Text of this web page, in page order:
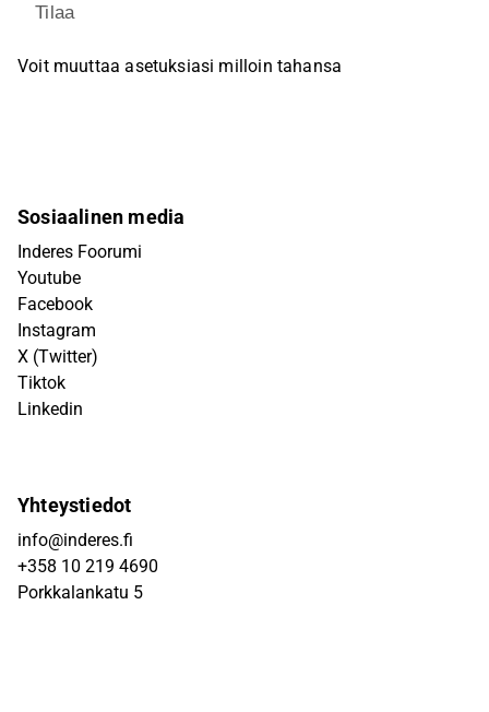
Tilaa
Voit muuttaa asetuksiasi milloin tahansa
Sosiaalinen media
Inderes Foorumi
Youtube
Facebook
Instagram
X (Twitter)
Tiktok
Linkedin
Yhteystiedot
info@inderes.fi
+358 10 219 4690
Porkkalankatu 5